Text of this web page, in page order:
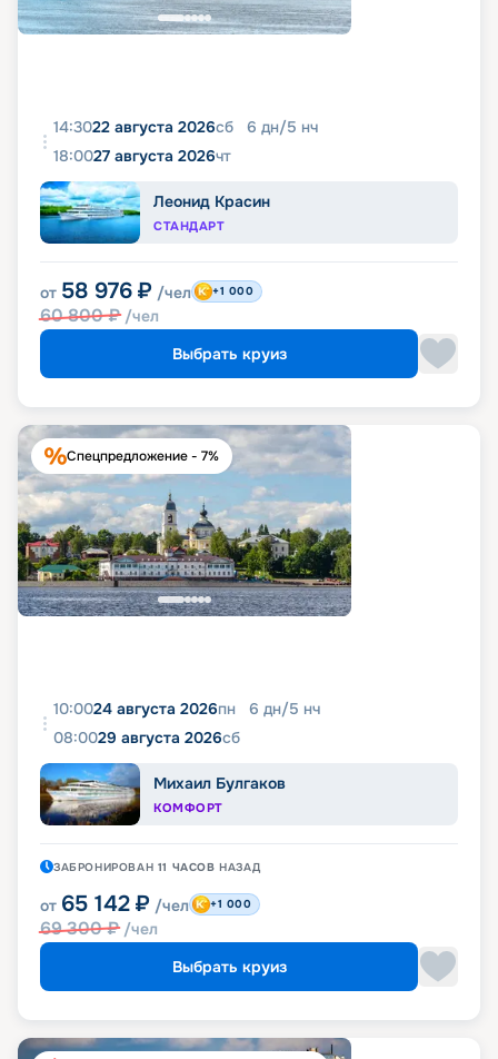
14:3022 августа 2026сб 6 дн/5 нч
18:0027 августа 2026чт
Леонид Красин
СТАНДАРТ
от 58 976 ₽ /чел
60 800₽ /чел
+1 000
Выбрать круиз
Спецпредложение - 7%
10:0024 августа 2026пн 6 дн/5 нч
08:0029 августа 2026сб
Михаил Булгаков
КОМФОРТ
ЗАБРОНИРОВАН 11 ЧАСОВ НАЗАД
от 65 142 ₽ /чел
69 300₽ /чел
+1 000
Выбрать круиз